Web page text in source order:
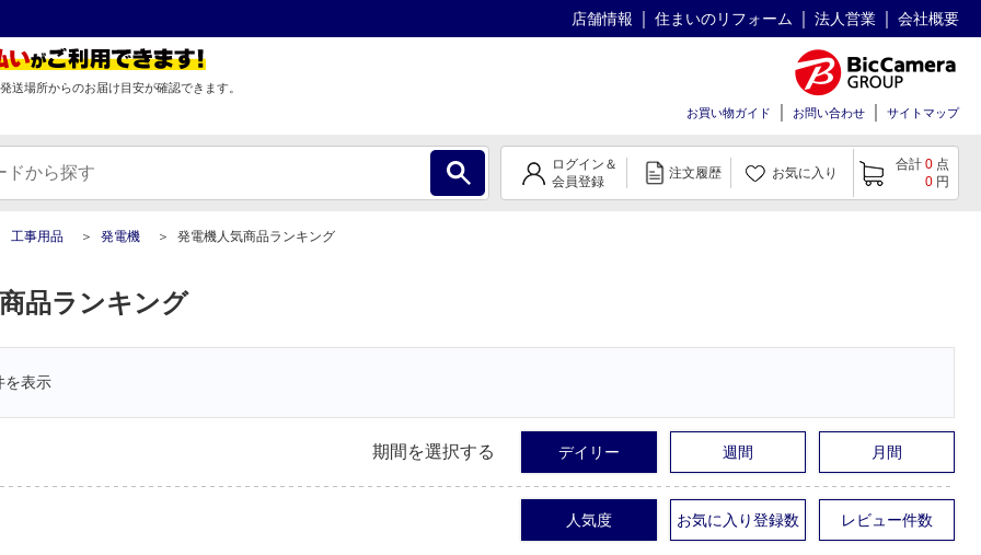
店舗情報 住まいのリフォーム 法人営業 会社概要
送場所からのお届け目安が確認できます。
お買い物ガイド
お問い合わせ サイトマップ
ログイン＆
会員登録
注文履歴 お気に入り
合計 0 点
0 円
工事用品 発電機 発電機人気商品ランキング
品ランキング
表示
期間を選択する デイリー 週間 月間
人気度 お気に入り登録数 レビュー件数